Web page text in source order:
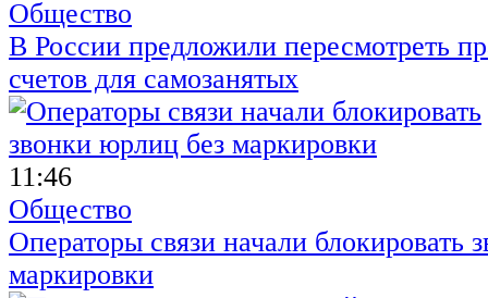
Общество
В России предложили пересмотреть
счетов для самозанятых
11:46
Общество
Операторы связи начали блокировать
маркировки